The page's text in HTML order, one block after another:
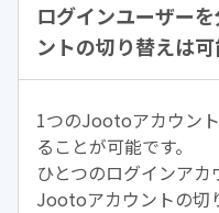
ログインユーザー
ントの切り替えは可
1つのJootoアカウン
ることが可能です。
ひとつのログインア
Jootoアカウントの切